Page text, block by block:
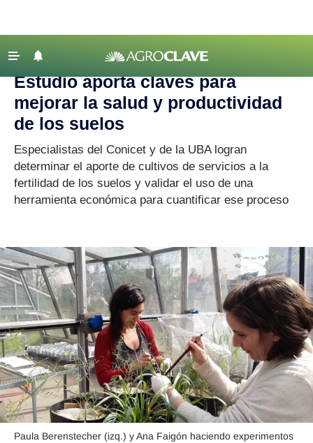
Agricultura
Ganadería
Lechería
Tecnología
Maquinaria agrícola
Clima
Agronegocios
Mercados
Seguinos
‹ VOLVER
Agroclave Academia | suelos
Estudio aporta claves para
mejorar la salud y productividad
de los suelos
Especialistas del Conicet y de la UBA logran
determinar el aporte de cultivos de servicios a la
fertilidad de los suelos y validar el uso de una
herramienta económica para cuantificar ese proceso
Paula Berenstecher (izq.) y Ana Faigón haciendo experimentos